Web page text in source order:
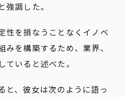
強調した。
性を損なうことなくイノベ
を構築するため、業界、
いると述べた。
と、彼女は次のように語っ